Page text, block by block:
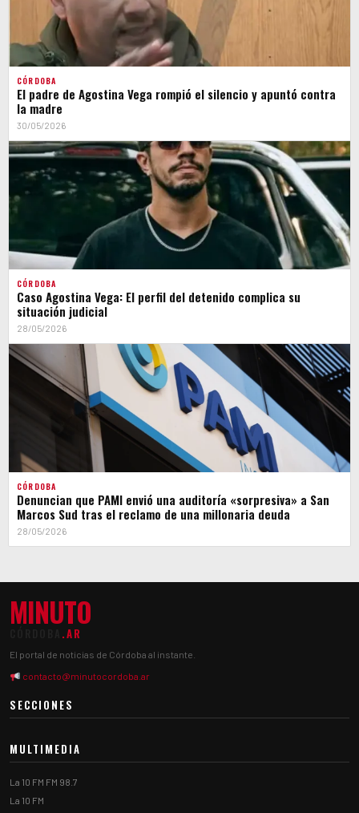
CÓRDOBA
El padre de Agostina Vega rompió el silencio y apuntó contra
la madre
30/05/2026
CÓRDOBA
Caso Agostina Vega: El perfil del detenido complica su
situación judicial
28/05/2026
CÓRDOBA
Denuncian que PAMI envió una auditoría «sorpresiva» a San
Marcos Sud tras el reclamo de una millonaria deuda
28/05/2026
MINUTO
.AR
El portal de noticias de Córdoba al instante.
contacto@minutocordoba.ar
SECCIONES
MULTIMEDIA
La 10 FM FM 98.7
La 10 FM